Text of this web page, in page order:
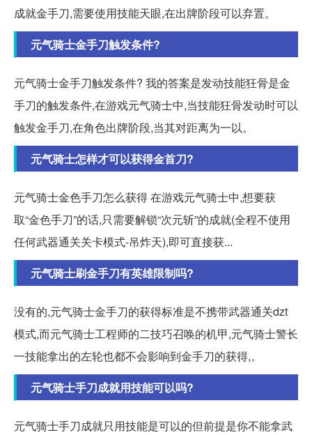
成就金手刀,需要使用技能天眼,在出牌阶段可以弃置。
元气骑士金手刀触发条件?
元气骑士金手刀触发条件? 我的答案是发动技能狂骨是金
手刀的触发条件,在游戏元气骑士中,当技能狂骨发动时可以
触发金手刀,在角色出牌阶段,当其对距离为一以。
元气骑士怎样才可以获得金首刀?
元气骑士金色手刀怎么获得 在游戏元气骑士中,想要获
取“金色手刀”的话,只需要解锁“次元斩”的成就(全程不使用
任何武器通关关卡模式-吊炸天),即可直接获...
元气骑士刷金手刀有英雄限制吗?
没有的,元气骑士金手刀的获得标准是不携带武器通关dzt
模式,而元气骑士工程师的二技巧召唤的机甲,元气骑士警长
一技能拿出的左轮也都不会影响到金手刀的获得,。
元气骑士手刀成就用技能可以吗?
元气骑士手刀成就只用技能是可以的但前提是你不能拿武